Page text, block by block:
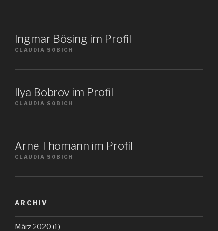
Ingmar Bösing im Profil
CLAUDIA SOBICH
Ilya Bobrov im Profil
CLAUDIA SOBICH
Arne Thomann im Profil
CLAUDIA SOBICH
ARCHIV
März 2020 (1)